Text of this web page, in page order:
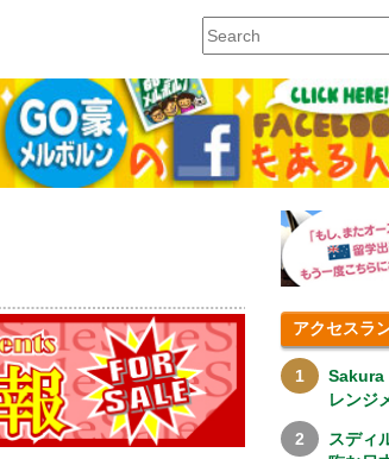
アクセスラ
Sakura
レンジ
スディ